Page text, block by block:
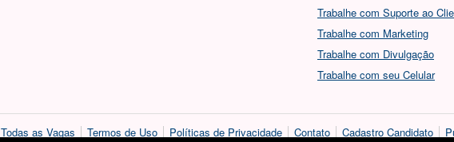
Trabalhe com Suporte ao
Trabalhe com Marketing
Trabalhe com Divulgação
Trabalhe com seu Celular
Todas as Vagas Termos de Uso Políticas de Privacidade Contato Cadastro Candidato